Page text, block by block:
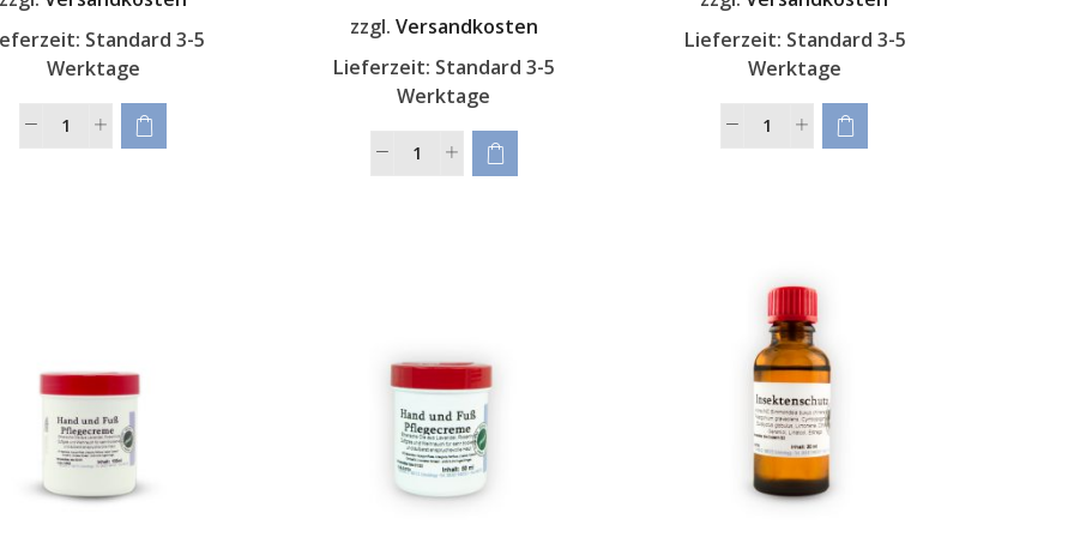
Standard 3-5
Werktage
zzgl. Versandkosten
Lieferzeit: Standard 3-5
Werktage
Lieferzeit: Standard 3-5
Werktage